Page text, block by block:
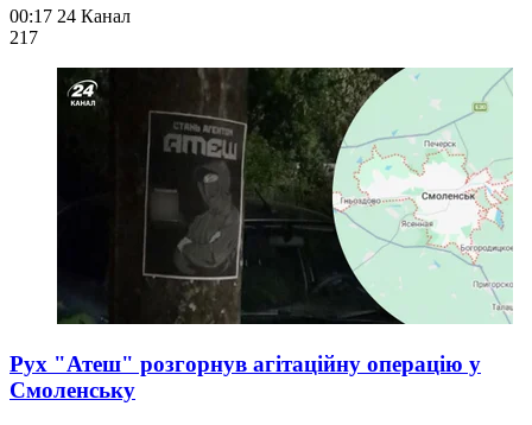
00:17 24 Канал
217
Рух "Атеш" розгорнув агітаційну операцію у
Смоленську